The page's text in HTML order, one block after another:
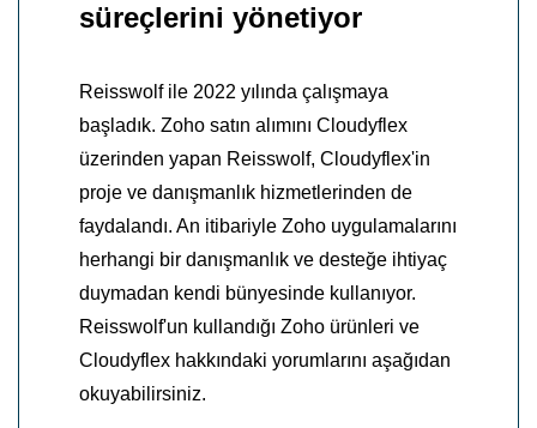
süreçlerini yönetiyor
Reisswolf ile 2022 yılında çalışmaya
başladık. Zoho satın alımını Cloudyflex
üzerinden yapan Reisswolf, Cloudyflex'in
proje ve danışmanlık hizmetlerinden de
faydalandı. An itibariyle Zoho uygulamalarını
herhangi bir danışmanlık ve desteğe ihtiyaç
duymadan kendi bünyesinde kullanıyor.
Reisswolf'un kullandığı Zoho ürünleri ve
Cloudyflex hakkındaki yorumlarını aşağıdan
okuyabilirsiniz.